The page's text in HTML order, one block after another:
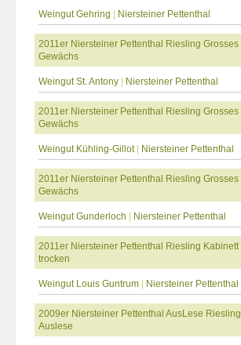
Weingut Gehring Niersteiner Pettenthal
2011er Niersteiner Pettenthal Riesling Grosses
Gewächs
Weingut St. Antony Niersteiner Pettenthal
2011er Niersteiner Pettenthal Riesling Grosses
Gewächs
Weingut Kühling-Gillot| Niersteiner Pettenthal
2011er Niersteiner Pettenthal Riesling Grosses
Gewächs
Weingut Gunderloch Niersteiner Pettenthal
2011er Niersteiner Pettenthal Riesling Kabinett
trocken
Weingut Louis Guntrum Niersteiner Pettenthal
2009er Niersteiner Pettenthal AusLese Riesling
Auslese